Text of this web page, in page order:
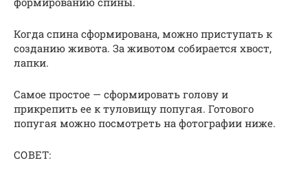
Когда спина сформирована, можно приступать к
созданию живота. За животом собирается хвост,
лапки.
Самое простое — сформировать голову и
прикрепить ее к туловищу попугая. Готового
попугая можно посмотреть на фотографии ниже.
СОВЕТ: